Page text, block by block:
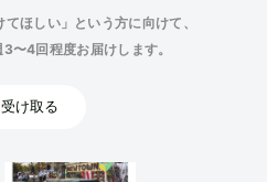
てほしい」という方に向けて、
〜4回程度お届けします。
受け取る